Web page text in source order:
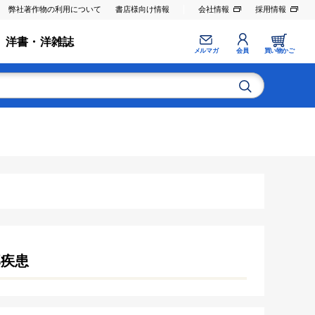
弊社著作物の利用について 書店様向け情報 会社情報 採用情報
洋書・洋雑誌
メルマガ 会員 買い物かご
患